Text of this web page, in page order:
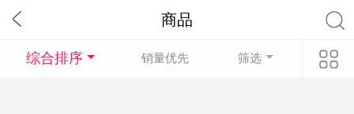
商品
综合排序 销量优先 筛选